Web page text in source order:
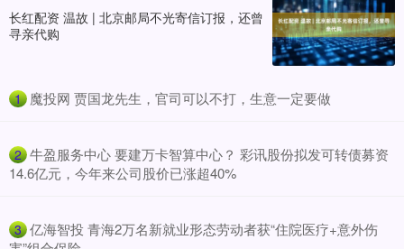
长红配资 温故 | 北京邮局不光寄信订报，还曾
寻亲代购
1 ​魔投网 贾国龙先生，官司可以不打，生意一定要做
2 ​牛盈服务中心 要建万卡智算中心？ 彩讯股份拟发可转债募资
14.6亿元，今年来公司股价已涨超40%
3 ​亿海智投 青海2万名新就业形态劳动者获“住院医疗+意外伤